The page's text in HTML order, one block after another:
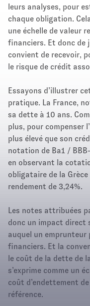
leurs analyses, pour
chaque obligation.
une échelle de valeur
financiers. Et donc de
convient de recevoir,
le risque de crédit
Essayons d’illustrer
pratique. La France,
sa dette à 10 ans.
plus, pour compenser
plus élevé que son
notation de Ba1 /
en observant la
obligataire de la Grèce
rendement de 3,24%.
Les notes attribuées
donc un impact direct
auquel un emprunteur
financiers. Et la
le coût de la dette de
s’exprime comme un
coût d’endettement
référence.